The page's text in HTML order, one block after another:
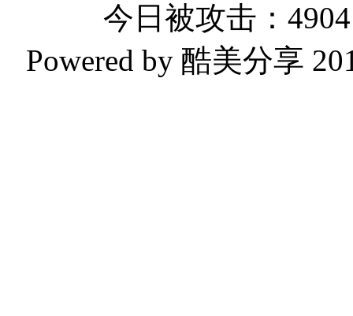
今日被攻击：
Powered by 酷美分享